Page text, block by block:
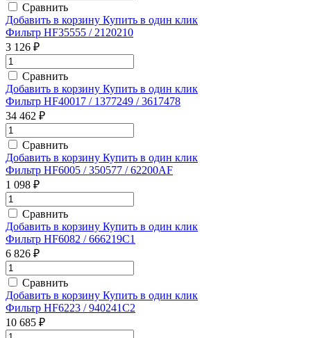
Сравнить
Добавить в корзину Купить в один клик
Фильтр HF35555 / 2120210
3 126 ₽
Сравнить
Добавить в корзину Купить в один клик
Фильтр HF40017 / 1377249 / 3617478
34 462 ₽
Сравнить
Добавить в корзину Купить в один клик
Фильтр HF6005 / 350577 / 62200AF
1 098 ₽
Сравнить
Добавить в корзину Купить в один клик
Фильтр HF6082 / 666219C1
6 826 ₽
Сравнить
Добавить в корзину Купить в один клик
Фильтр HF6223 / 940241C2
10 685 ₽